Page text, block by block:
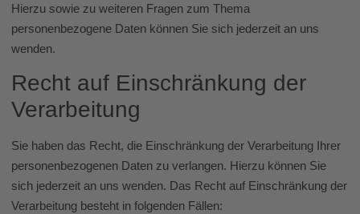
Hierzu sowie zu weiteren Fragen zum Thema
personenbezogene Daten können Sie sich jederzeit an uns
wenden.
Recht auf Einschränkung der
Verarbeitung
Sie haben das Recht, die Einschränkung der Verarbeitung Ihrer
personenbezogenen Daten zu verlangen. Hierzu können Sie
sich jederzeit an uns wenden. Das Recht auf Einschränkung der
Verarbeitung besteht in folgenden Fällen: